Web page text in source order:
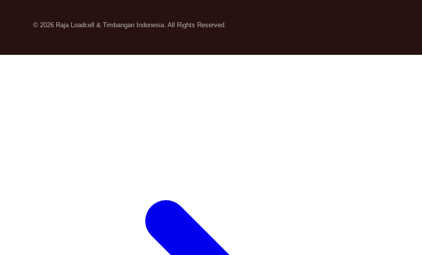
© 2026 Raja Loadcell & Timbangan Indonesia. All Rights Reserved.